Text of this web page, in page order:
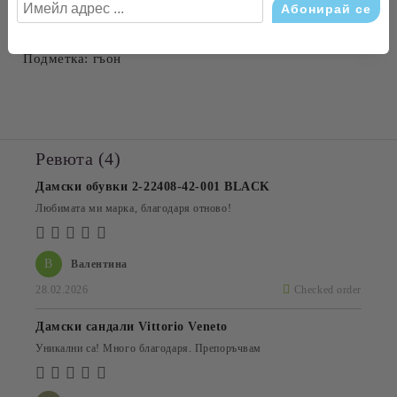
Лицева част: естествена кожа
Подметка: гъон
Ревюта (4)
В Валентина
28.02.2026 Checked order
Дамски обувки 2-22408-42-001 BLACK
Любимата ми марка, благодаря отново!
Дамски сандали Vittorio Veneto
Уникални са! Много благодаря. Препоръчвам